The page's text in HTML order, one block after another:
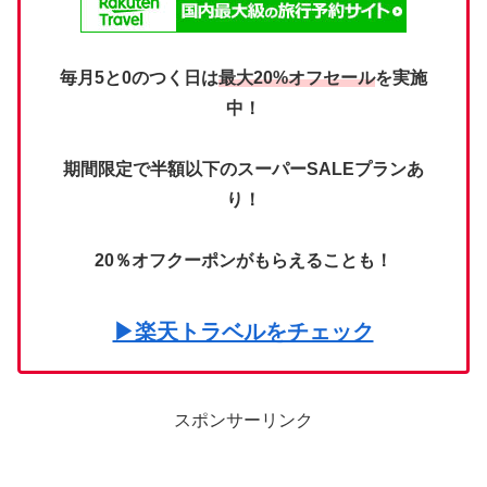
毎月5と0のつく日は最大20%オフセールを実施
中！
期間限定で半額以下のスーパーSALEプランあ
り！
20％オフクーポンがもらえることも！
▶楽天トラベルをチェック
スポンサーリンク